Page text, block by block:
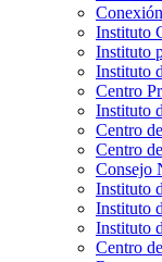
Instituto
Instituto
Instituto
Centro
Instituto
Centro
Centro
Consejo
Instituto
Instituto
Instituto
Centro